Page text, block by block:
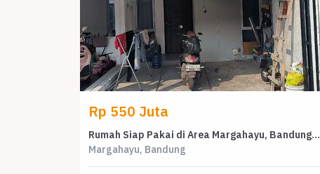
Rp 550 Juta
Rumah Siap Pakai di Area Margahayu, Bandung, LT 61m²
Margahayu, Bandung